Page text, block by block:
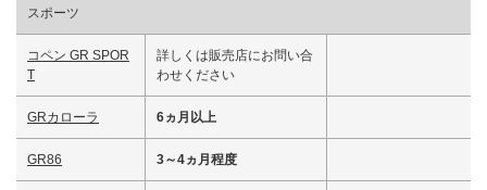
スポーツ
コペン GR SPOR
T
詳しくは販売店にお問い合
わせください
GRカローラ 6ヵ月以上
GR86 3～4ヵ月程度